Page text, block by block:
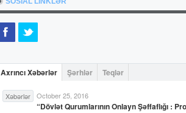
Axrıncı Xəbərlər Şərhlər Teqlər
Xəbərlər October 25, 2016
“Dövlət Qurumlarının Onlayn Şəffaflığı :